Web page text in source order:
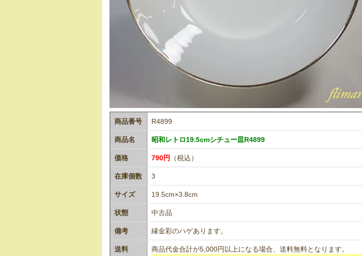
商品番号 R4899
商品名 昭和レトロ19.5cmシチュー皿R4899
価格 790円 （税込）
在庫個数 3
サイズ 19.5cm×3.8cm
状態 中古品
備考 縁金彩のハゲあります。
送料 商品代金合計が5,000円以上になる場合、送料無料となります。